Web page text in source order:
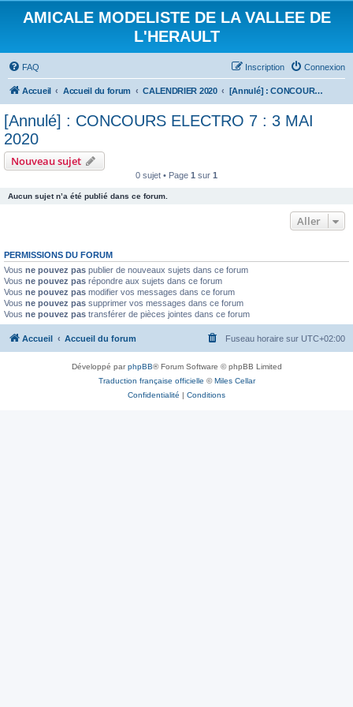
AMICALE MODELISTE DE LA VALLEE DE
L'HERAULT
FAQ Connexion
Inscription
Accueil Accueil du forum CALENDRIER 2020 [Annulé] : CONCOURS ELECTRO 7 : 3 MAI 2020
[Annulé] : CONCOURS ELECTRO 7 : 3 MAI
2020
Nouveau sujet
0 sujet • Page 1 sur 1
Aucun sujet n’a été publié dans ce forum.
Aller
PERMISSIONS DU FORUM
Vous ne pouvez pas publier de nouveaux sujets dans ce forum
Vous ne pouvez pas répondre aux sujets dans ce forum
Vous ne pouvez pas modifier vos messages dans ce forum
Vous ne pouvez pas supprimer vos messages dans ce forum
Vous ne pouvez pas transférer de pièces jointes dans ce forum
Accueil Accueil du forum Fuseau horaire sur UTC+02:00
Développé parphpBB® Forum Software © phpBB Limited
Traduction française officielle ©Miles Cellar
Confidentialité | Conditions